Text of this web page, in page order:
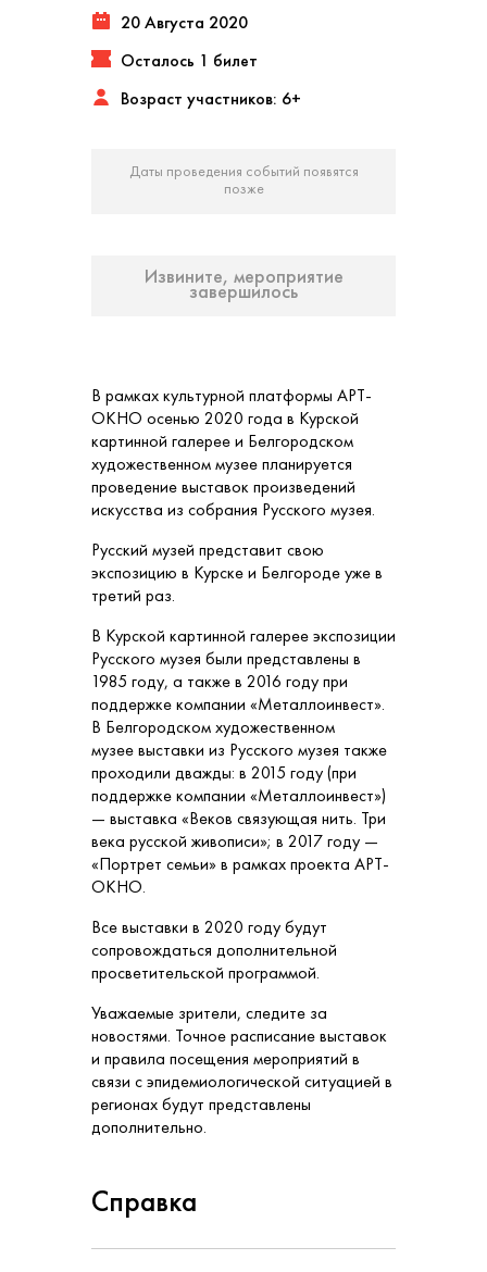
20 Августа 2020
Осталось 1 билет
Возраст участников: 6+
Даты проведения событий появятся
позже
Извините, мероприятие
завершилось
В рамках культурной платформы АРТ-
ОКНО осенью 2020 года в Курской
картинной галерее и Белгородском
художественном музее планируется
проведение выставок произведений
искусства из собрания Русского музея.
Русский музей представит свою
экспозицию в Курске и Белгороде уже в
третий раз.
В Курской картинной галерее экспозиции
Русского музея были представлены в
1985 году, а также в 2016 году при
поддержке компании «Металлоинвест».
В Белгородском художественном
музее выставки из Русского музея также
проходили дважды: в 2015 году (при
поддержке компании «Металлоинвест»)
— выставка «Веков связующая нить. Три
века русской живописи»; в 2017 году —
«Портрет семьи» в рамках проекта АРТ-
ОКНО.
Все выставки в 2020 году будут
сопровождаться дополнительной
просветительской программой.
Уважаемые зрители, следите за
новостями. Точное расписание выставок
и правила посещения мероприятий в
связи с эпидемиологической ситуацией в
регионах будут представлены
дополнительно.
Справка